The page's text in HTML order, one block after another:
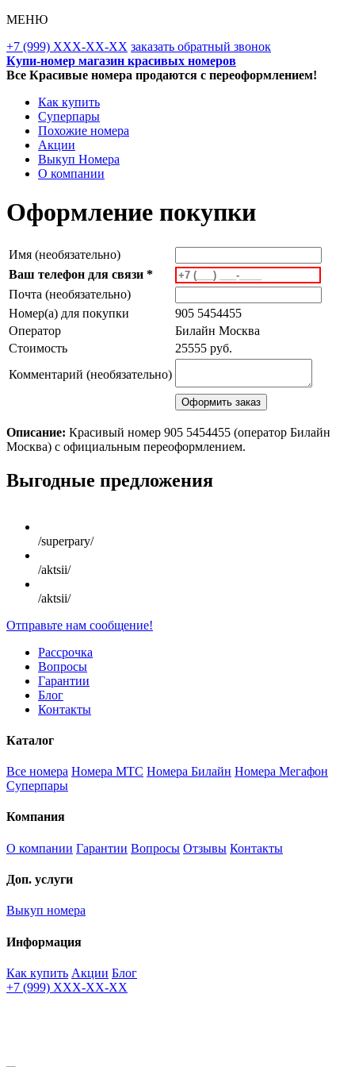
МЕНЮ
+7 (999) XXX-XX-XX заказать обратный звонок
Купи-номер магазин красивых номеров
Все Красивые номера продаются с переоформлением!
Как купить
Суперпары
Похожие номера
Акции
Выкуп Номера
О компании
Оформление покупки
Имя (необязательно)
Ваш телефон для связи *
Почта (необязательно)
Номер(а) для покупки
905 5454455
Оператор
Билайн Москва
Стоимость
25555 руб.
Комментарий (необязательно)
Описание: Красивый номер 905 5454455 (оператор Билайн
Москва) с официальным переоформлением.
Выгодные предложения
/superpary/
/aktsii/
/aktsii/
Отправьте нам сообщение!
Рассрочка
Вопросы
Гарантии
Блог
Контакты
Каталог
Все номера Номера МТС Номера Билайн Номера Мегафон
Суперпары
Компания
О компании Гарантии Вопросы Отзывы Контакты
Доп. услуги
Выкуп номера
Информация
Как купить Акции Блог
+7 (999) XXX-XX-XX